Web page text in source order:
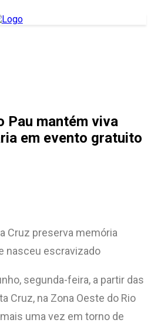
Pau mantém viva
em evento gratuito
Cruz preserva memória
nasceu escravizado
segunda-feira, a partir das
Cruz, na Zona Oeste do Rio
uma vez em torno de